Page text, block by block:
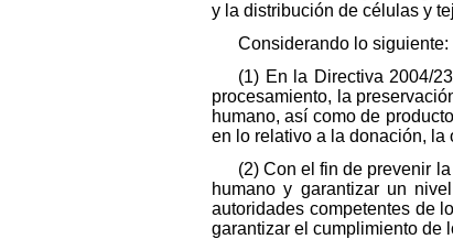
y la distribución de células y
Considerando lo siguiente:
(1) En la Directiva 2004/
procesamiento, la
humano, así como de
en lo relativo a la donación, la
(2) Con el fin de prevenir
humano y garantizar un
autoridades competentes de
garantizar el cumplimiento de